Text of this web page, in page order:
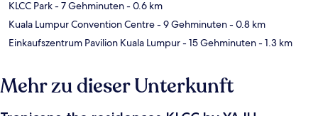
KLCC Park- 7 Gehminuten- 0.6 km
Kuala Lumpur Convention Centre- 9 Gehminuten- 0.8 km
Einkaufszentrum Pavilion Kuala Lumpur- 15 Gehminuten- 1.3 km
Mehr zu dieser Unterkunft